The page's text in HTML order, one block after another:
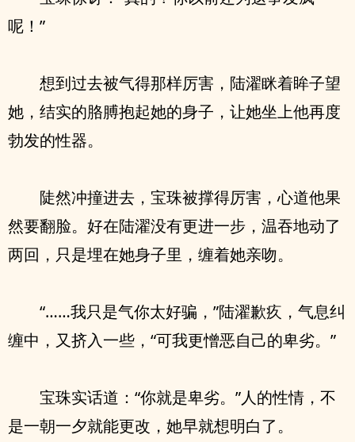
呢！”
想到过去被气得那样厉害，陆濯眯着眸子望
她，结实的胳膊抱起她的身子，让她坐上他再度
勃发的性器。
陡然冲撞进去，宝珠被撑得厉害，心道他果
然要翻脸。好在陆濯没有更进一步，温吞地动了
两回，只是埋在她身子里，缠着她亲吻。
“……我只是气你太好骗，”陆濯歉疚，气息纠
缠中，又挤入一些，“可我更憎恶自己的卑劣。”
宝珠实话道：“你就是卑劣。”人的性情，不
是一朝一夕就能更改，她早就想明白了。